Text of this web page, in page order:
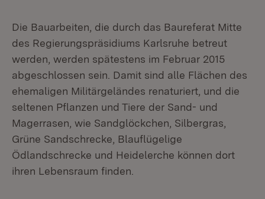
Die Bauarbeiten, die durch das Baureferat Mitte
des Regierungspräsidiums Karlsruhe betreut
werden, werden spätestens im Februar 2015
abgeschlossen sein. Damit sind alle Flächen des
ehemaligen Militärgeländes renaturiert, und die
seltenen Pflanzen und Tiere der Sand- und
Magerrasen, wie Sandglöckchen, Silbergras,
Grüne Sandschrecke, Blauflügelige
Ödlandschrecke und Heidelerche können dort
ihren Lebensraum finden.